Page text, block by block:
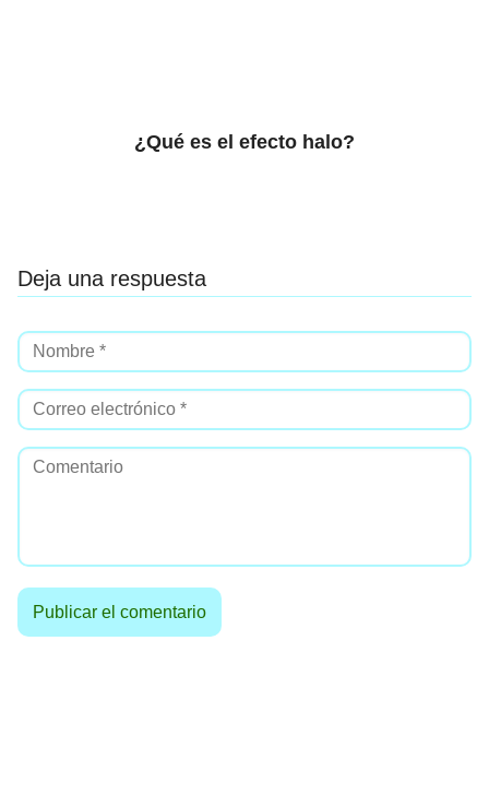
¿Qué es el efecto halo?
Deja una respuesta